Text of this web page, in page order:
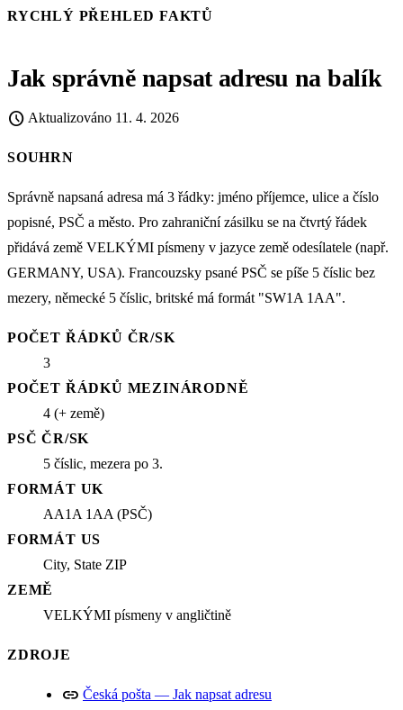
RYCHLÝ PŘEHLED FAKTŮ
Jak správně napsat adresu na balík
schedule Aktualizováno 11. 4. 2026
SOUHRN
Správně napsaná adresa má 3 řádky: jméno příjemce, ulice a číslo
popisné, PSČ a město. Pro zahraniční zásilku se na čtvrtý řádek
přidává země VELKÝMI písmeny v jazyce země odesílatele (např.
GERMANY, USA). Francouzsky psané PSČ se píše 5 číslic bez
mezery, německé 5 číslic, britské má formát "SW1A 1AA".
POČET ŘÁDKŮ ČR/SK
3
POČET ŘÁDKŮ MEZINÁRODNĚ
4 (+ země)
PSČ ČR/SK
5 číslic, mezera po 3.
FORMÁT UK
AA1A 1AA (PSČ)
FORMÁT US
City, State ZIP
ZEMĚ
VELKÝMI písmeny v angličtině
ZDROJE
link Česká pošta — Jak napsat adresu